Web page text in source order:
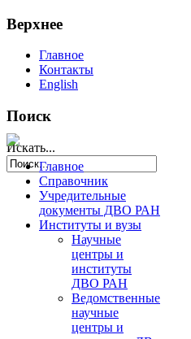
Верхнее
Главное
Контакты
English
Поиск
Искать...
Главное
Справочник
Учредительные
документы ДВО РАН
Институты и вузы
Научные
центры и
институты
ДВО РАН
Ведомственные
научные
центры и